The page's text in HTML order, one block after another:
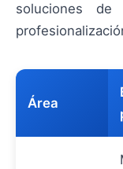
soluciones
Área